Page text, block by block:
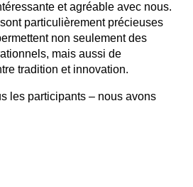
et agréable avec nous.
particulièrement précieuses
non seulement des
mais aussi de
tradition et innovation.
les participants – nous avons